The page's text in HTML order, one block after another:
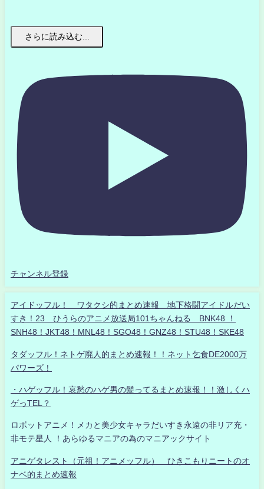
さらに読み込む...
チャンネル登録
アイドッフル！ ワタクシ的まとめ速報 地下格闘アイドルだい
すき！23 ひうらのアニメ放送局101ちゃんねる BNK48 ！
SNH48！JKT48！MNL48！SGO48！GNZ48！STU48！SKE48
タダッフル！ネトゲ廃人的まとめ速報！！ネット乞食DE2000万
パワーズ！
・ハゲッフル！哀愁のハゲ男の髪ってるまとめ速報！！激しくハ
ゲっTEL？
ロボットアニメ！メカと美少女キャラだいすき永遠の非リア充・
非モテ星人 ！あらゆるマニアの為のマニアックサイト
アニゲタレスト（元祖！アニメッフル） ひきこもりニートのオ
ナベ的まとめ速報